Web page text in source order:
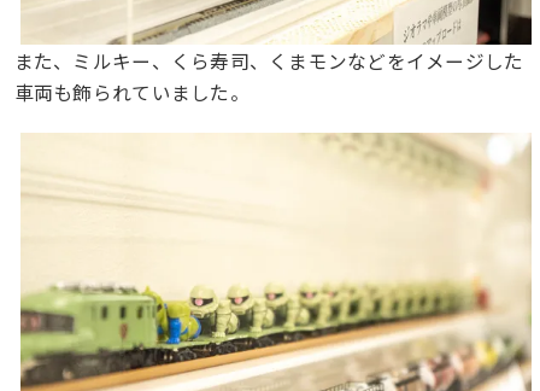
また、ミルキー、くら寿司、くまモンなどをイメージした
車両も飾られていました。